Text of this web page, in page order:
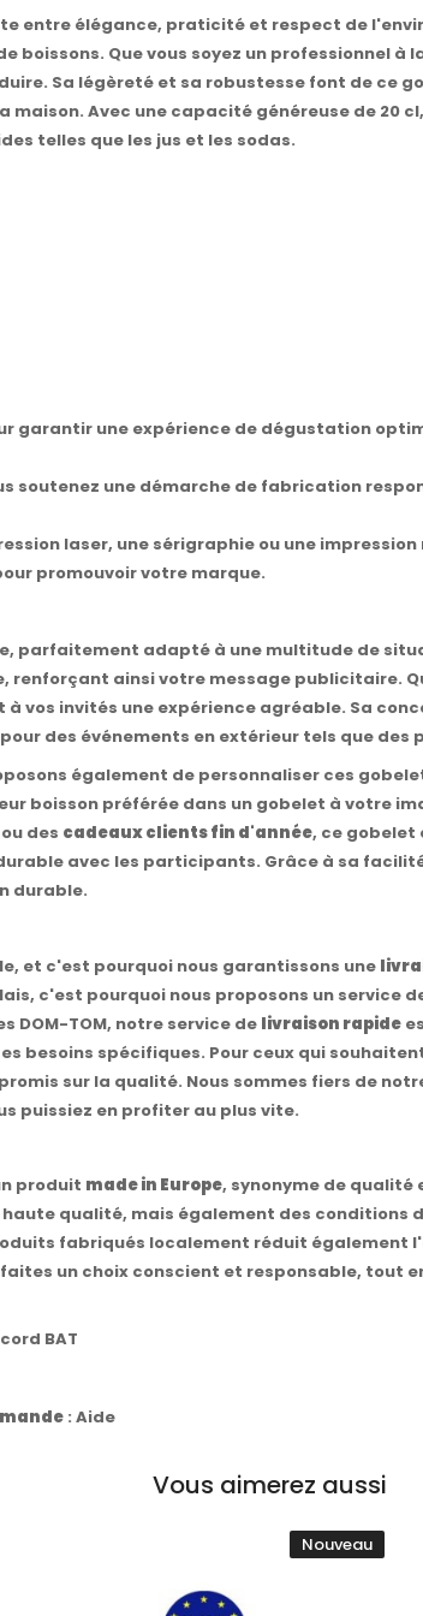
entre élégance, praticité et respect de
Que vous soyez un professionnel à
Sa légèreté et sa robustesse font de ce
Avec une capacité généreuse de 20
telles que les jus et les sodas.
garantir une expérience de dégustation
soutenez une démarche de fabrication
laser, une sérigraphie ou une
promouvoir votre marque.
parfaitement adapté à une multitude de
renforçant ainsi votre message publicitaire.
vos invités une expérience agréable. Sa
des événements en extérieur tels que des
également de personnaliser ces
boisson préférée dans un gobelet à votre
des cadeaux clients fin d'année, ce gobelet
avec les participants. Grâce à sa
durable.
et c'est pourquoi nous garantissons une
c'est pourquoi nous proposons un service
DOM-TOM, notre service de livraison rapide
besoins spécifiques. Pour ceux qui
sur la qualité. Nous sommes fiers de
puissiez en profiter au plus vite.
produit made in Europe, synonyme de
qualité, mais également des conditions
fabriqués localement réduit
un choix conscient et responsable,
BAT
: Aide
Vous aimerez aussi
Nouveau